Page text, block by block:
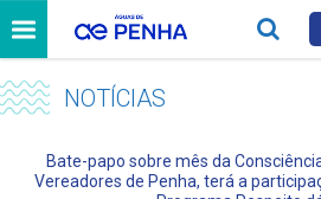
NOTÍCIAS
Bate-papo sobre mês da
Vereadores de Penha, terá a